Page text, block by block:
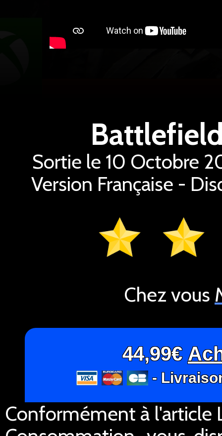
Sortie le 10 Octobre
Version Française -
Chez vous
44,99€
-
Conformément à l'article